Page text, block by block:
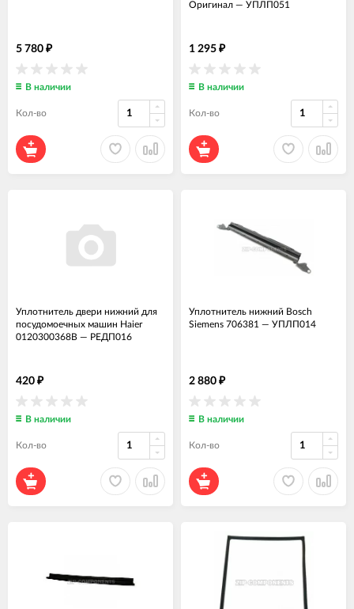
5 780 ₽
В наличии
Кол-во
Оригинал — УПЛП051
1 295 ₽
В наличии
Кол-во
Уплотнитель двери нижний для
посудомоечных машин Haier
0120300368B — РЕДП016
420 ₽
В наличии
Кол-во
Уплотнитель нижний Bosch
Siemens 706381 — УПЛП014
2 880 ₽
В наличии
Кол-во